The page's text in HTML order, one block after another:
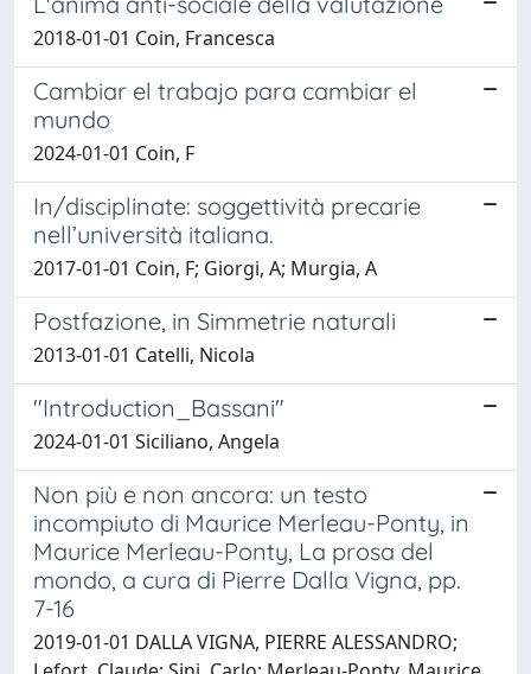
2018-01-01 Coin, Francesca
Cambiar el trabajo para cambiar el
mundo
2024-01-01 Coin, F
In/disciplinate: soggettività precarie
nell’università italiana.
2017-01-01 Coin, F; Giorgi, A; Murgia, A
Postfazione, in Simmetrie naturali
2013-01-01 Catelli, Nicola
"Introduction_Bassani"
2024-01-01 Siciliano, Angela
Non più e non ancora: un testo
incompiuto di Maurice Merleau-Ponty, in
Maurice Merleau-Ponty, La prosa del
mondo, a cura di Pierre Dalla Vigna, pp.
7-16
2019-01-01 DALLA VIGNA, PIERRE ALESSANDRO;